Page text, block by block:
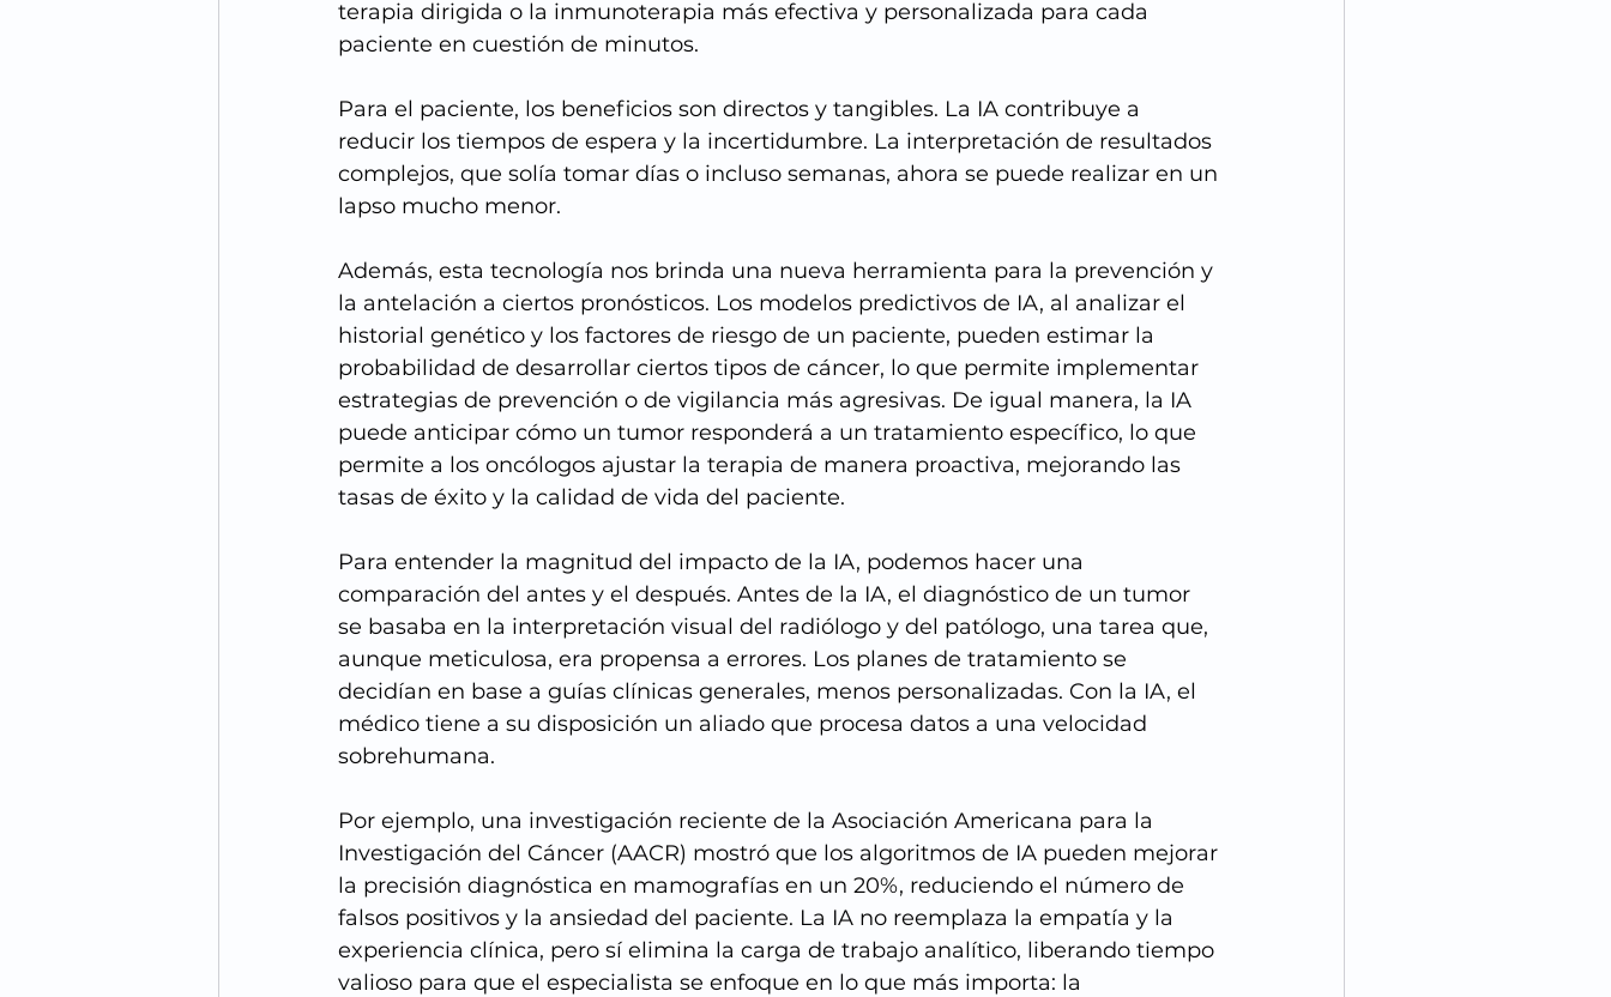
terapia dirigida o la inmunoterapia más efectiva y personalizada para cada
paciente en cuestión de minutos.
Para el paciente, los beneficios son directos y tangibles. La IA contribuye a
reducir los tiempos de espera y la incertidumbre. La interpretación de resultados
complejos, que solía tomar días o incluso semanas, ahora se puede realizar en un
lapso mucho menor.
Además, esta tecnología nos brinda una nueva herramienta para la prevención y
la antelación a ciertos pronósticos. Los modelos predictivos de IA, al analizar el
historial genético y los factores de riesgo de un paciente, pueden estimar la
probabilidad de desarrollar ciertos tipos de cáncer, lo que permite implementar
estrategias de prevención o de vigilancia más agresivas. De igual manera, la IA
puede anticipar cómo un tumor responderá a un tratamiento específico, lo que
permite a los oncólogos ajustar la terapia de manera proactiva, mejorando las
tasas de éxito y la calidad de vida del paciente.
Para entender la magnitud del impacto de la IA, podemos hacer una
comparación del antes y el después. Antes de la IA, el diagnóstico de un tumor
se basaba en la interpretación visual del radiólogo y del patólogo, una tarea que,
aunque meticulosa, era propensa a errores. Los planes de tratamiento se
decidían en base a guías clínicas generales, menos personalizadas. Con la IA, el
médico tiene a su disposición un aliado que procesa datos a una velocidad
sobrehumana.
Por ejemplo, una investigación reciente de la Asociación Americana para la
Investigación del Cáncer (AACR) mostró que los algoritmos de IA pueden mejorar
la precisión diagnóstica en mamografías en un 20%, reduciendo el número de
falsos positivos y la ansiedad del paciente. La IA no reemplaza la empatía y la
experiencia clínica, pero sí elimina la carga de trabajo analítico, liberando tiempo
valioso para que el especialista se enfoque en lo que más importa: la